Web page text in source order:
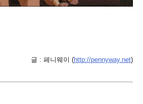
글 : 페니웨이 (http://pennyway.net)